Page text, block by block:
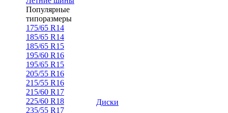
Популярные
типоразмеры
175/65 R14
185/65 R14
185/65 R15
195/60 R16
195/65 R15
205/55 R16
215/55 R16
215/60 R17
225/60 R18
235/55 R17
Диски